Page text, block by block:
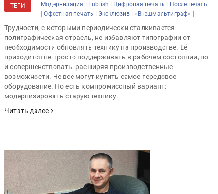
ТЕГИ Модернизация | Publish | Цифровая печать | Послепечать
|Офсетная печать | Эксклюзив|«Внешмальтиграф» |
Трудности, с которыми периодически сталкивается
полиграфическая отрасль, не избавляют типографии от
необходимости обновлять технику на производстве. Её
приходится не просто поддерживать в рабочем состоянии, но
и совершенствовать, расширяя производственные
возможности. Не все могут купить самое передовое
оборудование. Но есть компромиссный вариант:
модернизировать старую технику.
Читать далее